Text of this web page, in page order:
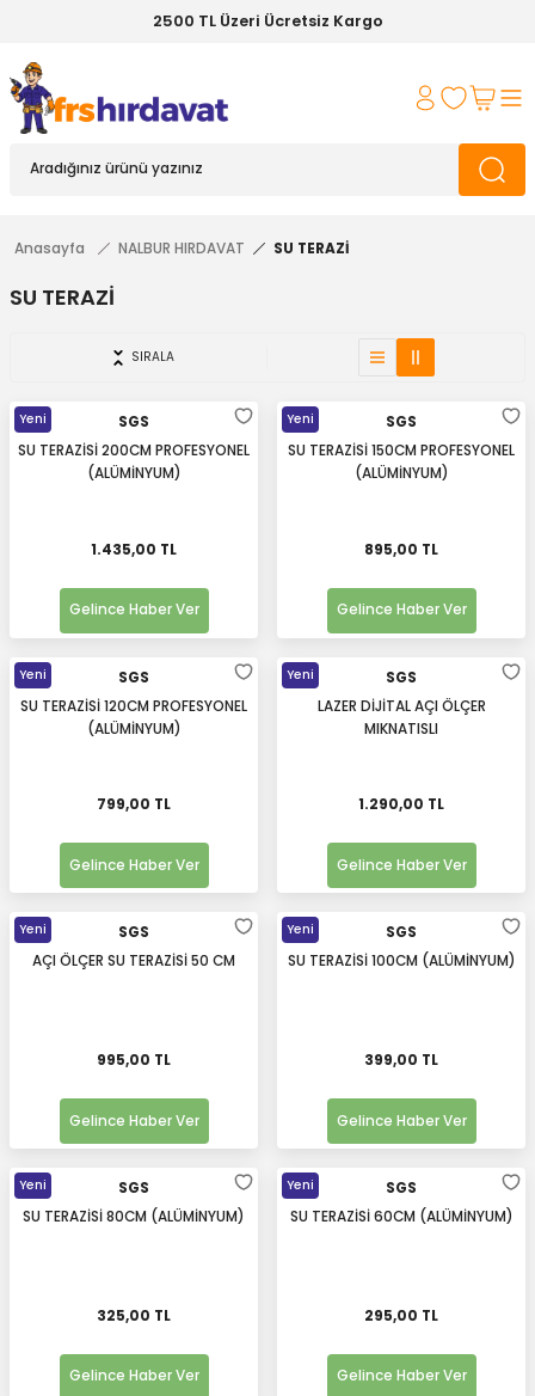
2500 TL Üzeri Ücretsiz Kargo
Anasayfa NALBUR HIRDAVAT SU TERAZİ
SU TERAZİ
SIRALA
Yeni
SGS
SU TERAZİSİ 200CM PROFESYONEL
(ALÜMİNYUM)
1.435,00 TL
Gelince Haber Ver
Yeni
SGS
SU TERAZİSİ 150CM PROFESYONEL
(ALÜMİNYUM)
895,00 TL
Gelince Haber Ver
Yeni
SGS
SU TERAZİSİ 120CM PROFESYONEL
(ALÜMİNYUM)
799,00 TL
Gelince Haber Ver
Yeni
SGS
LAZER DİJİTAL AÇI ÖLÇER
MIKNATISLI
1.290,00 TL
Gelince Haber Ver
Yeni
SGS
AÇI ÖLÇER SU TERAZİSİ 50 CM
995,00 TL
Gelince Haber Ver
Yeni
SGS
SU TERAZİSİ 100CM (ALÜMİNYUM)
399,00 TL
Gelince Haber Ver
Yeni
SGS
SU TERAZİSİ 80CM (ALÜMİNYUM)
325,00 TL
Gelince Haber Ver
Yeni
SGS
SU TERAZİSİ 60CM (ALÜMİNYUM)
295,00 TL
Gelince Haber Ver